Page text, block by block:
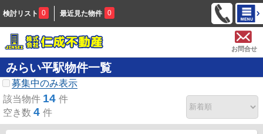
検討リスト 0 最近見た物件 0
お問合せ
みらい平駅物件一覧
募集中のみ表示
該当物件 14 件
空き数 4 件